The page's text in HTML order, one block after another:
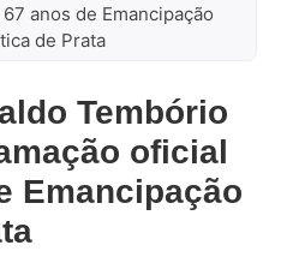
anos de Emancipação
de Prata
Tembório
oficial
Emancipação